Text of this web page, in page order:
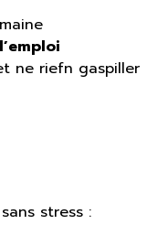
ne riefn gaspiller
stress :